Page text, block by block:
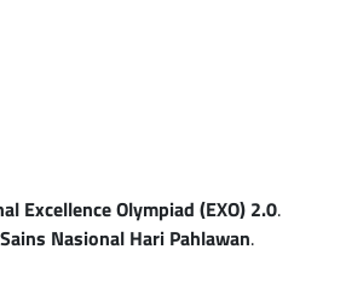
Excellence Olympiad (EXO) 2.0.
Nasional Hari Pahlawan.